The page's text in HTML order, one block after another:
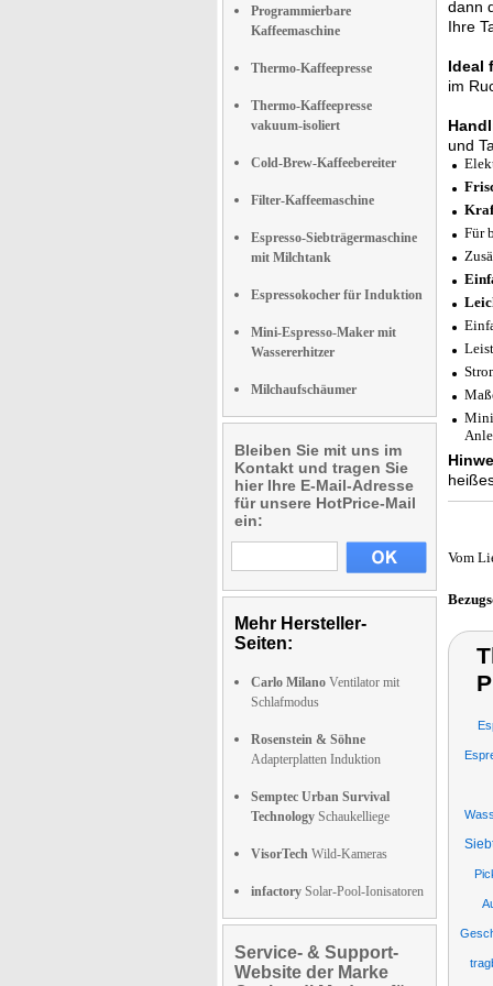
Programmierbare
Kaffeemaschine
Thermo-Kaffeepresse
Thermo-Kaffeepresse
vakuum-isoliert
Cold-Brew-Kaffeebereiter
Filter-Kaffeemaschine
Espresso-Siebträgermaschine
mit Milchtank
Espressokocher für Induktion
Mini-Espresso-Maker mit
Wassererhitzer
Milchaufschäumer
Bleiben Sie mit uns im
Kontakt und tragen Sie
hier Ihre E-Mail-Adresse
für unsere HotPrice-Mail
ein:
Mehr Hersteller-
Seiten:
Carlo Milano Ventilator mit
Schlafmodus
Rosenstein & Söhne
Adapterplatten Induktion
Semptec Urban Survival
Technology Schaukelliege
VisorTech Wild-Kameras
infactory Solar-Pool-Ionisatoren
Service- & Support-
Website der Marke
dann
Ihre
Ideal
im
und
Für
Vom